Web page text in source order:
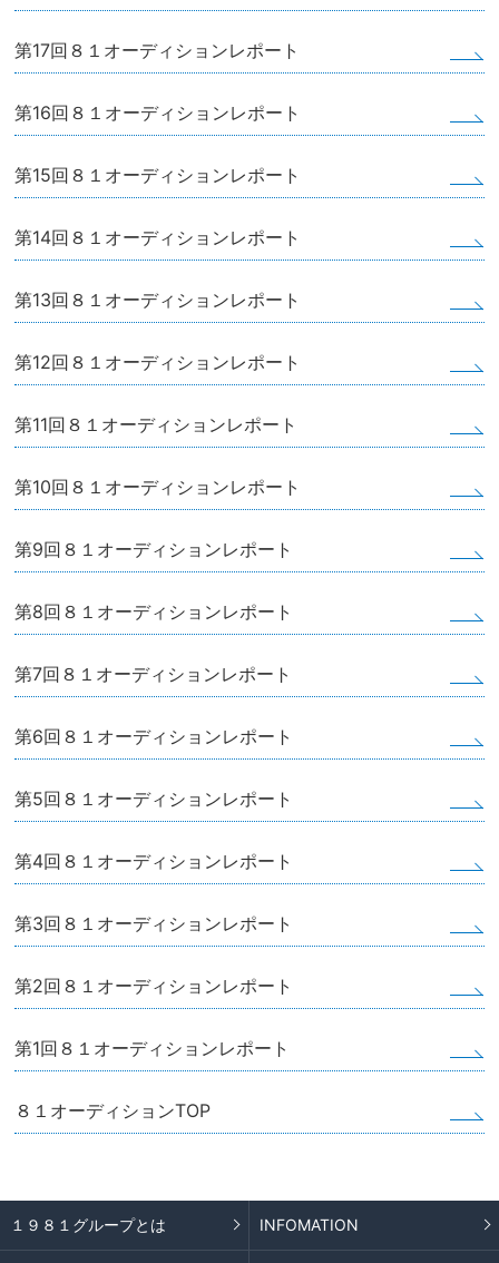
第17回８１オーディションレポート
第16回８１オーディションレポート
第15回８１オーディションレポート
第14回８１オーディションレポート
第13回８１オーディションレポート
第12回８１オーディションレポート
第11回８１オーディションレポート
第10回８１オーディションレポート
第9回８１オーディションレポート
第8回８１オーディションレポート
第7回８１オーディションレポート
第6回８１オーディションレポート
第5回８１オーディションレポート
第4回８１オーディションレポート
第3回８１オーディションレポート
第2回８１オーディションレポート
第1回８１オーディションレポート
８１オーディションTOP
１９８１グループとは INFOMATION